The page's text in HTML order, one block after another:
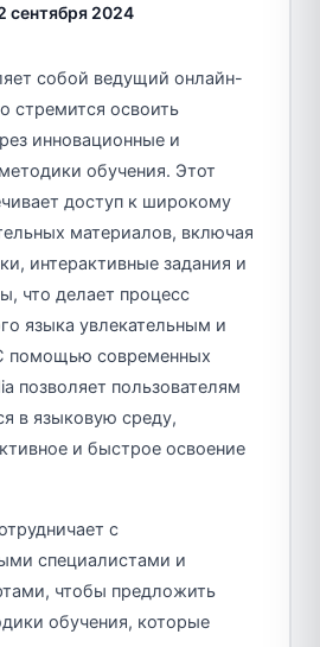
сентября 2024
собой ведущий онлайн-
стремится освоить
инновационные и
обучения. Этот
доступ к широкому
материалов, включая
интерактивные задания и
что делает процесс
языка увлекательным и
помощью современных
позволяет пользователям
в языковую среду,
и быстрое освоение
с
специалистами и
чтобы предложить
обучения, которые